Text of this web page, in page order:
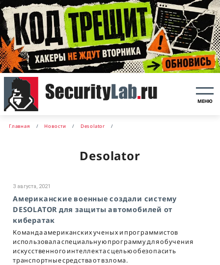
МЕНЮ
Главная Новости Desolator
Desolator
3 августа, 2021
Американские военные создали систему
DESOLATOR для защиты автомобилей от
кибератак
Команда американских ученых и программистов
использовала специальную программу для обучения
искусственного интеллекта с целью обезопасить
транспортные средства от взлома.